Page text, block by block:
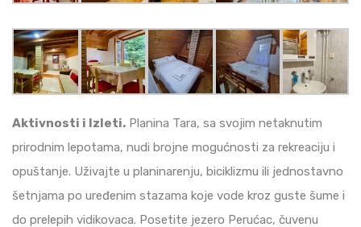
Aktivnosti i Izleti. Planina Tara, sa svojim netaknutim
prirodnim lepotama, nudi brojne mogućnosti za rekreaciju i
opuštanje. Uživajte u planinarenju, biciklizmu ili jednostavno
šetnjama po uređenim stazama koje vode kroz guste šume i
do prelepih vidikovaca. Posetite jezero Perućac, čuvenu